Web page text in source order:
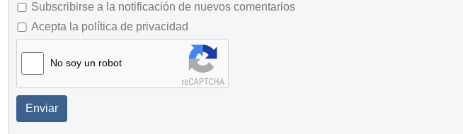
Subscribirse a la notificación de nuevos comentarios
Acepta la política de privacidad
No soy un robot
Enviar